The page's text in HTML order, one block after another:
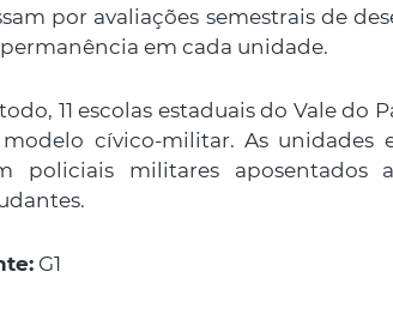
por avaliações semestrais de
permanência em cada unidade.
11 escolas estaduais do Vale
cívico-militar. As unidades
policiais militares aposentados
G1